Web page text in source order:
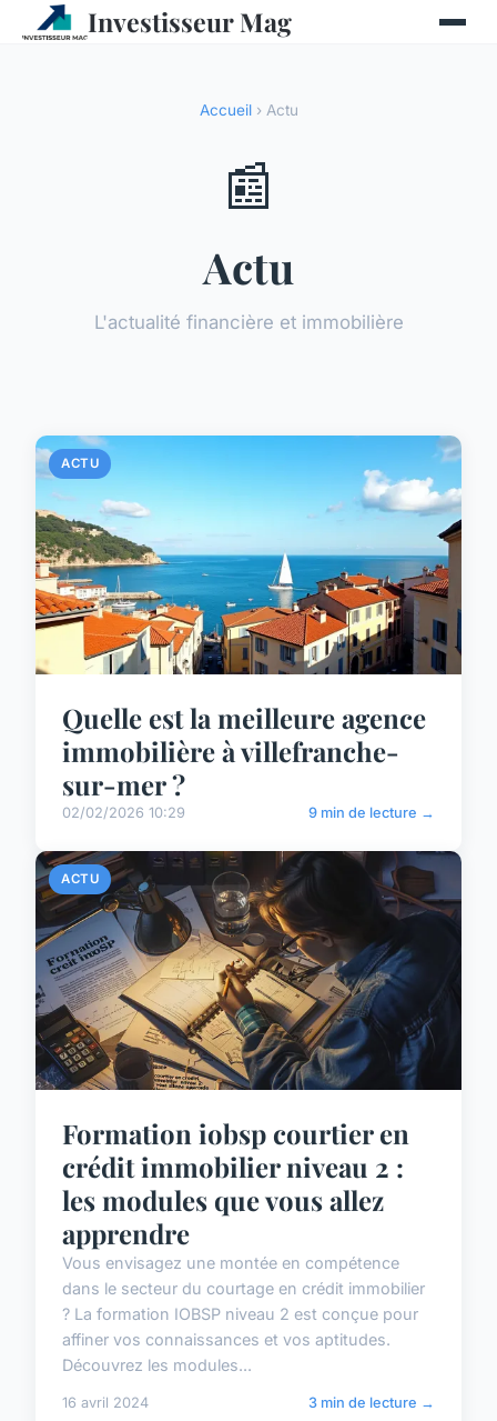
Investisseur Mag
Accueil› Actu
📰
Actu
L'actualité financière et immobilière
ACTU
Quelle est la meilleure agence
immobilière à villefranche-
sur-mer ?
02/02/2026 10:29 9 min de lecture →
ACTU
Formation iobsp courtier en
crédit immobilier niveau 2 :
les modules que vous allez
apprendre
Vous envisagez une montée en compétence
dans le secteur du courtage en crédit immobilier
? La formation IOBSP niveau 2 est conçue pour
affiner vos connaissances et vos aptitudes.
Découvrez les modules...
16 avril 2024 3 min de lecture →